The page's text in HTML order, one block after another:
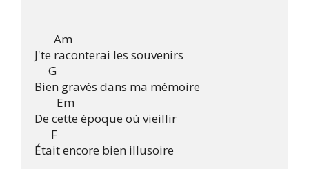
       Am
J'te raconterai les souvenirs
     G
Bien gravés dans ma mémoire
        Em
De cette époque où vieillir
      F
Était encore bien illusoire